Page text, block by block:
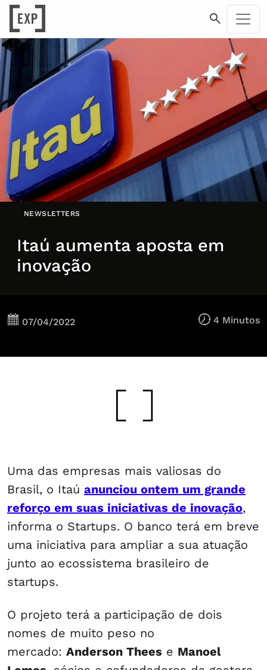
NEWSLETTERS
Itaú aumenta aposta em
inovação
07/04/2022 4 Minutos
Uma das empresas mais valiosas do
Brasil, o Itaú anunciou ontem um grande
reforço em suas iniciativas de inovação,
informa o Startups. O banco terá em breve
uma iniciativa para ampliar a sua atuação
junto ao ecossistema brasileiro de
startups.
O projeto terá a participação de dois
nomes de muito peso no
mercado: Anderson Thees e Manoel